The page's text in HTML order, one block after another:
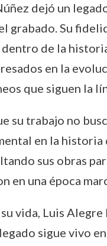
dejó un
grabado. Su
de la
en la
que siguen la
su trabajo no
en la historia
sus obras
en una época
vida, Luis
sigue vivo